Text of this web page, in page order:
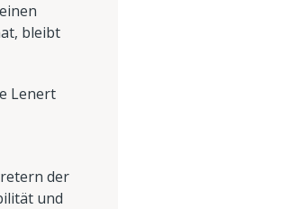
bleibt
Lenert
der
und